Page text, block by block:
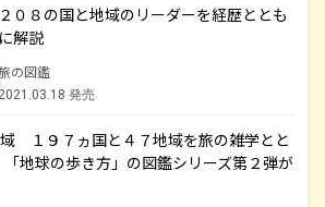
２０８の国と地域のリーダーを経歴ととも
に解説
の図鑑
2021.03.18 発売
域 １９７ヵ国と４７地域を旅の雑学とと
地球の歩き方」の図鑑シリーズ第２弾が